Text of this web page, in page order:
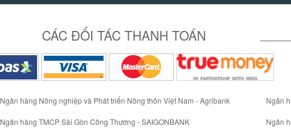
CÁC ĐỐI TÁC THANH TOÁN
Ngân hàng Nông nghiệp và Phát triển Nông thôn Việt Nam - Agribank
Ngân hàng TMCP Sài Gòn Công Thương - SAIGONBANK
Ngân
Ngân